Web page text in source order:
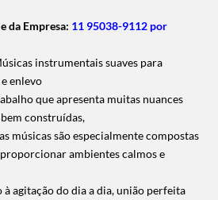
da Empresa: 11 95038-9112 por
instrumentais suaves para
enlevo
que apresenta muitas nuances
construídas,
músicas são especialmente compostas
ambientes calmos e
agitação do dia a dia, união perfeita